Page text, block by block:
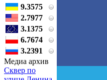
9.3575
2.7977
3.1375
6.7674
3.2391
Медиа архив
Сквер по